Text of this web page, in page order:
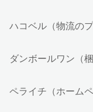
ハコベル（物流の
ダンボールワン（
ペライチ（ホーム